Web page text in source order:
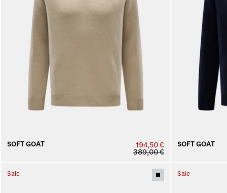
SOFT GOAT
194,50 €
389,00 €
SOFT GOAT
Sale Sale